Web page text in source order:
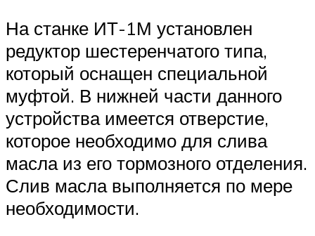
На станке ИТ-1М установлен
редуктор шестеренчатого типа,
который оснащен специальной
муфтой. В нижней части данного
устройства имеется отверстие,
которое необходимо для слива
масла из его тормозного отделения.
Слив масла выполняется по мере
необходимости.